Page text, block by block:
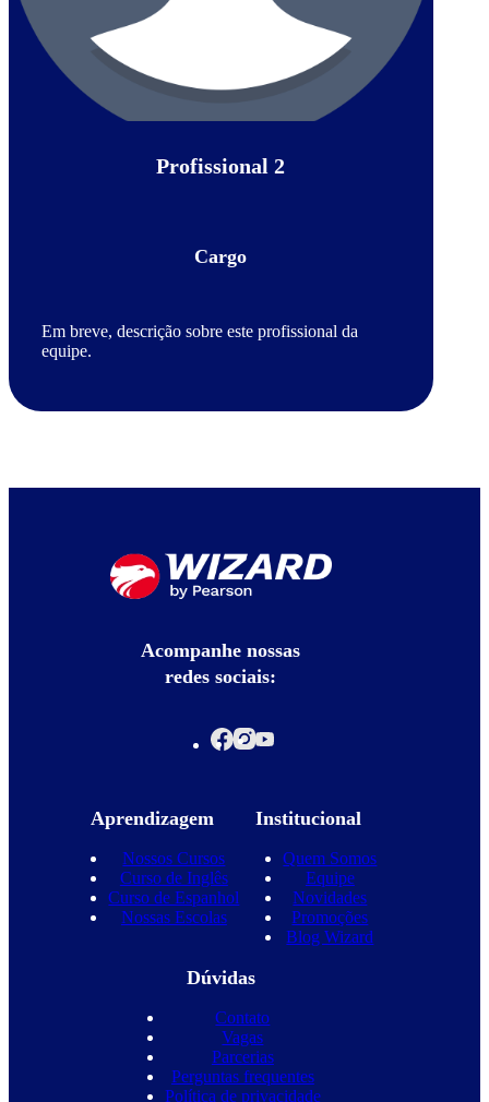
Profissional 2
Cargo
Em breve, descrição sobre este profissional da
equipe.
Acompanhe nossas
redes sociais:
Aprendizagem
Nossos Cursos
Curso de Inglês
Curso de Espanhol
Nossas Escolas
Institucional
Quem Somos
Equipe
Novidades
Promoções
Blog Wizard
Dúvidas
Contato
Vagas
Parcerias
Perguntas frequentes
Política de privacidade